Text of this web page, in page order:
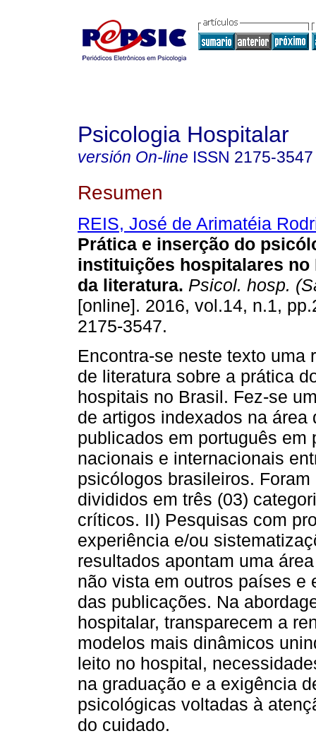
Psicologia Hospitalar
versión On-line ISSN 2175-3547
Resumen
REIS, José de Arimatéia
Prática e inserção do
instituições hospitalares no
da literatura. Psicol. hosp.
[online]. 2016, vol.14, n.1,
2175-3547.
Encontra-se neste texto uma
de literatura sobre a prática
hospitais no Brasil. Fez-se
de artigos indexados na área
publicados em português em
nacionais e internacionais
psicólogos brasileiros.
divididos em três (03)
críticos. II) Pesquisas com
experiência e/ou
resultados apontam uma
não vista em outros países e
das publicações. Na
hospitalar, transparecem a
modelos mais dinâmicos
leito no hospital,
na graduação e a exigência
psicológicas voltadas à
do cuidado.